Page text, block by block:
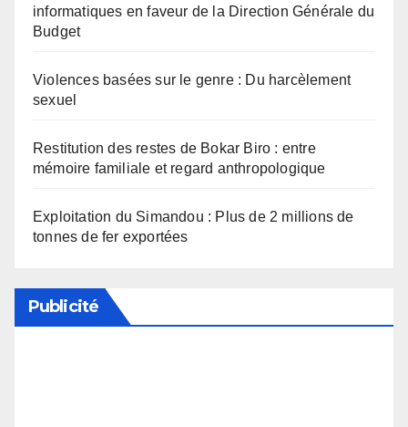
informatiques en faveur de la Direction Générale du
Budget
Violences basées sur le genre : Du harcèlement
sexuel
Restitution des restes de Bokar Biro : entre
mémoire familiale et regard anthropologique
Exploitation du Simandou : Plus de 2 millions de
tonnes de fer exportées
Publicité